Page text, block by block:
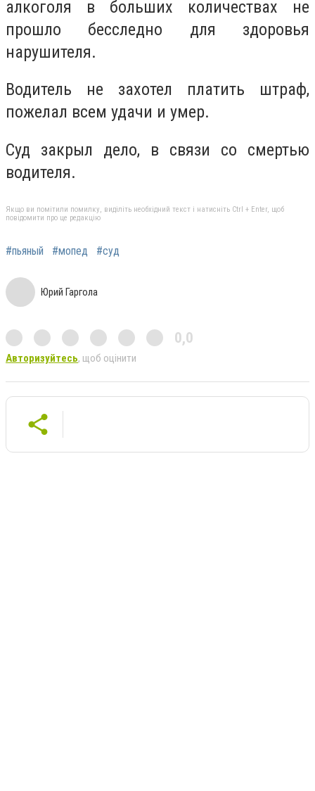
алкоголя в больших количествах не
прошло бесследно для здоровья
нарушителя.
Водитель не захотел платить штраф,
пожелал всем удачи и умер.
Суд закрыл дело, в связи со смертью
водителя.
Якщо ви помітили помилку, виділіть необхідний текст і натисніть Ctrl + Enter, щоб
повідомити про це редакцію
#пьяный #мопед #суд
Юрий Гаргола
0,0
Авторизуйтесь, щоб оцінити